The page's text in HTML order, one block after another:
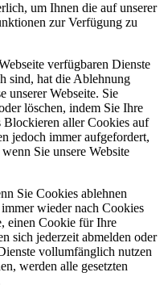
um Ihnen die auf unserer
zur Verfügung zu
verfügbaren Dienste
sind, hat die Ablehnung
unserer Webseite. Sie
löschen, indem Sie Ihre
Blockieren aller Cookies auf
jedoch immer aufgefordert,
Sie unsere Website
Sie Cookies ablehnen
wieder nach Cookies
einen Cookie für Ihre
sich jederzeit abmelden oder
vollumfänglich nutzen
werden alle gesetzten